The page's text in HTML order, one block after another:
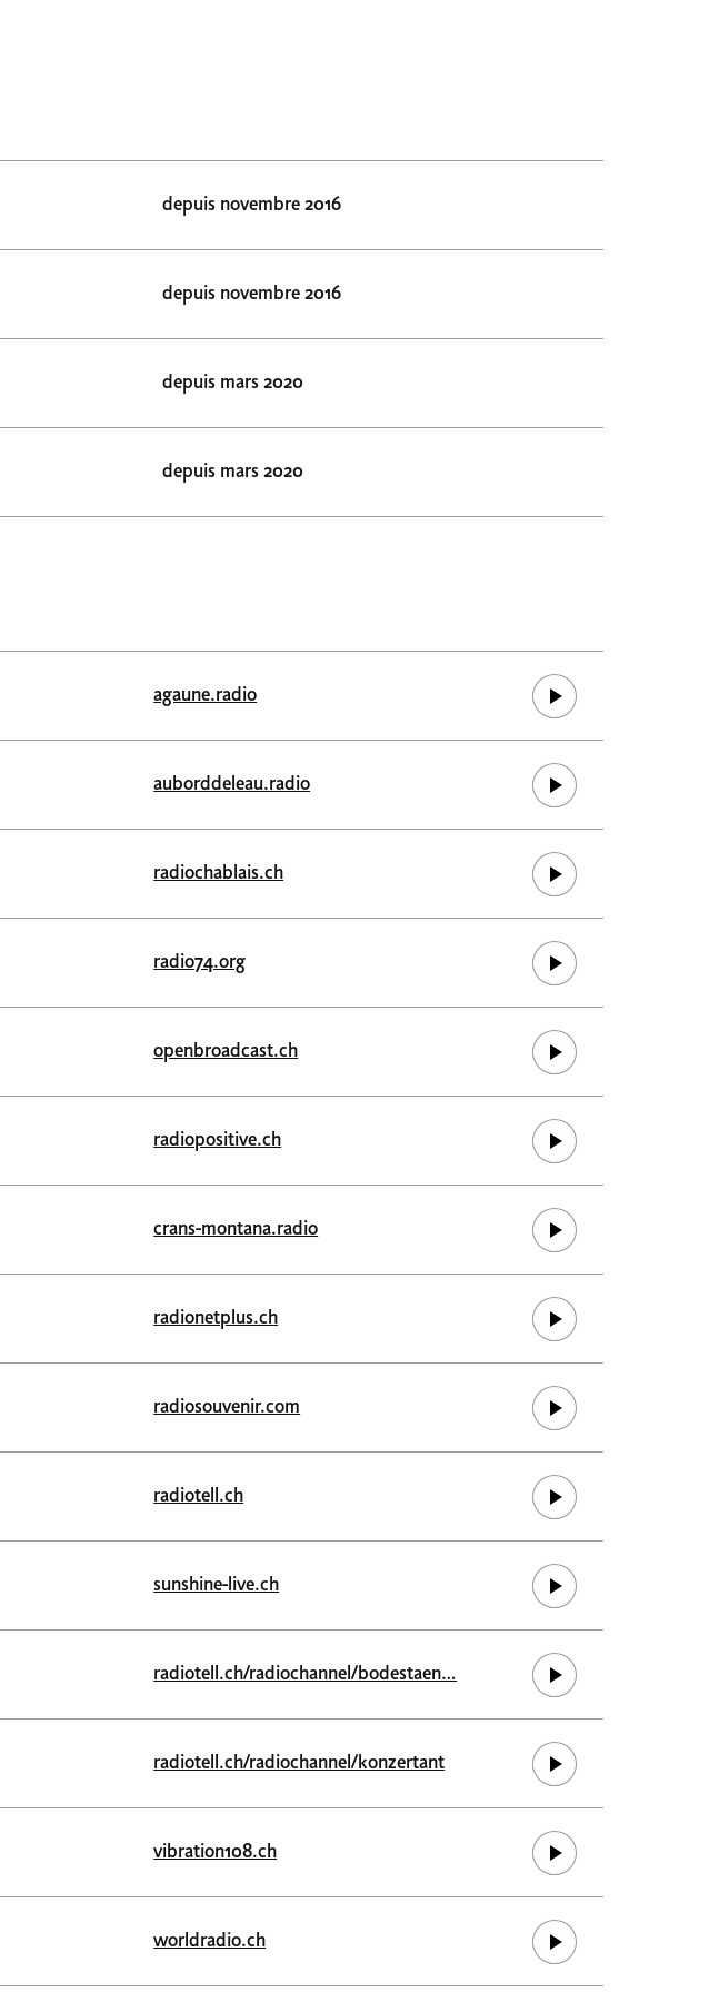
depuis novembre 2016
depuis novembre 2016
depuis mars 2020
depuis mars 2020
agaune.radio
auborddeleau.radio
radiochablais.ch
radio74.org
openbroadcast.ch
radiopositive.ch
crans-montana.radio
radionetplus.ch
radiosouvenir.com
radiotell.ch
sunshine-live.ch
radiotell.ch/radiochannel/bodestaen…
radiotell.ch/radiochannel/konzertant
vibration108.ch
worldradio.ch